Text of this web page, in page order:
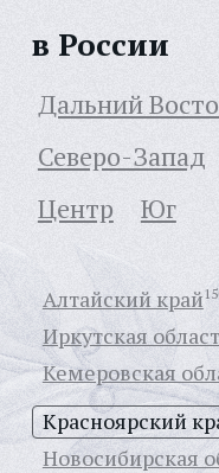
в России
Дальний
Северо-Запад
Центр
Юг
Алтайский край
Иркутская
Кемеровская
Красноярский
Новосибирская